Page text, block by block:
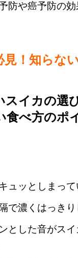
防や癌予防の
見！知らな
スイカの選
べ方のポ
ュッとしまっ
で濃くはっき
とした音がス